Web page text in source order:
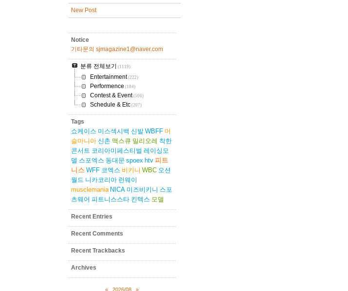
New Post
Notice
기타문의 sjmagazine1@naver.com
분류 전체보기 (1119)
Entertainment(222)
Performence (184)
Contest & Event(506)
Schedule & Etc(207)
Tags
쇼케이스 미스섹시백 신발 WBFF 머
슬마니아 신촌 맥스큐 밀리오레 착한
콘서트 코리아미페스티벌 레이싱모
델 스포엑스 동대문 spoex htv 피트
니스 WFF 코엑스 비키니 WBC 오션
월드 니카코리아 런웨이
musclemania NICA 미즈비키니 스포
츠웨어 피트니스스타 킨텍스 모델
Recent Entries
Recent Comments
Recent Trackbacks
Archives
« 2026/08 »